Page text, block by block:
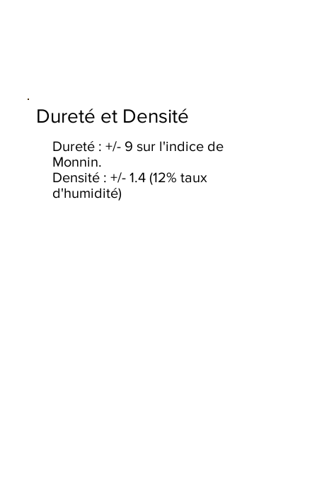
Dureté et Densité
Dureté : +/- 9 sur l'indice de
Monnin.
Densité : +/- 1.4 (12% taux
d'humidité)